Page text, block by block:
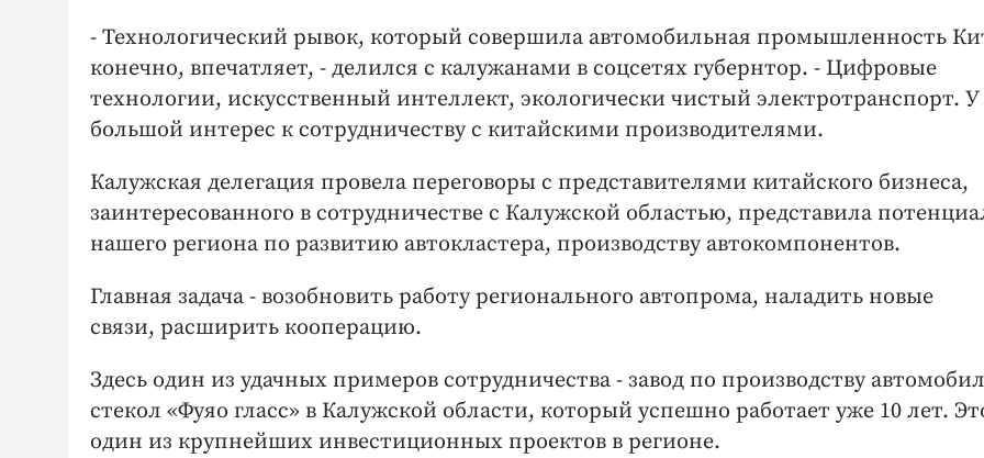
- Технологический рывок, который совершила автомобильная промышленность
конечно, впечатляет, - делился с калужанами в соцсетях губернтор. - Цифровые
технологии, искусственный интеллект, экологически чистый электротранспорт. У
большой интерес к сотрудничеству с китайскими производителями.
Калужская делегация провела переговоры с представителями китайского бизнеса,
заинтересованного в сотрудничестве с Калужской областью, представила
нашего региона по развитию автокластера, производству автокомпонентов.
Главная задача - возобновить работу регионального автопрома, наладить новые
связи, расширить кооперацию.
Здесь один из удачных примеров сотрудничества - завод по производству
стекол «Фуяо гласс» в Калужской области, который успешно работает уже 10 лет.
один из крупнейших инвестиционных проектов в регионе.